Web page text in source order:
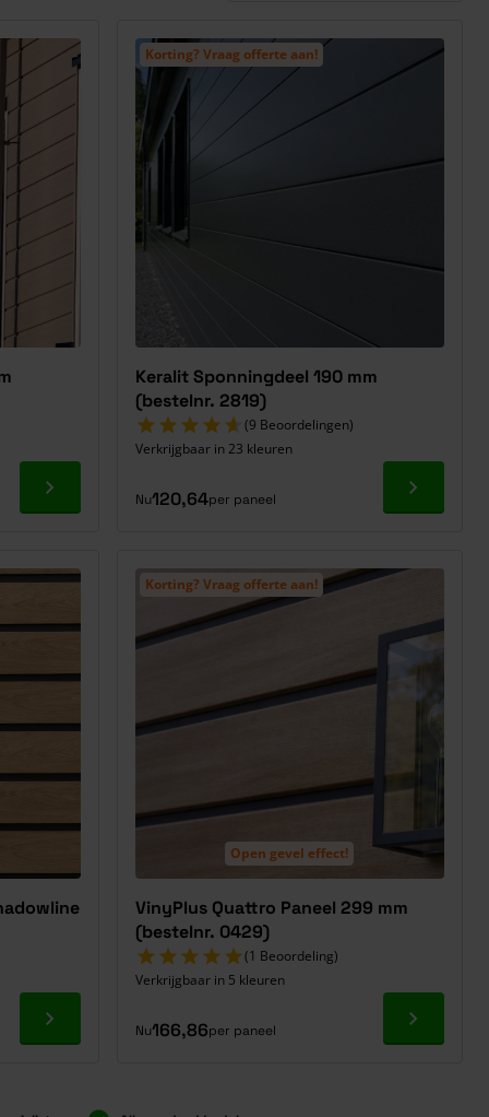
Ga naar product
Korting? Vraag offerte aan!
Keralit Sponningdeel 190 mm
(bestelnr. 2819)
(9 Beoordelingen)
Verkrijgbaar in 23 kleuren
Nu120,64per paneel Ga naar
Ga naar product
Open gevel effect!
Korting? Vraag offerte aan!
VinyPlus Quattro Paneel 299 mm
(bestelnr. 0429)
(1 Beoordeling)
Verkrijgbaar in 5 kleuren
Nu166,86per paneel Ga naar